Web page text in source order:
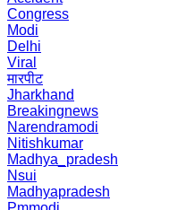
Congress
Modi
Delhi
Viral
मारपीट
Jharkhand
Breakingnews
Narendramodi
Nitishkumar
Madhya_pradesh
Nsui
Madhyapradesh